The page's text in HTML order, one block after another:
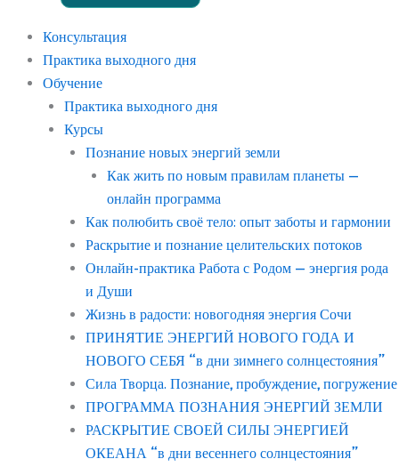
Консультация
Практика выходного дня
Обучение
Практика выходного дня
Курсы
Познание новых энергий земли
Как жить по новым правилам планеты —
онлайн программа
Как полюбить своё тело: опыт заботы и гармонии
Раскрытие и познание целительских потоков
Онлайн-практика Работа с Родом — энергия рода
и Души
Жизнь в радости: новогодняя энергия Сочи
ПРИНЯТИЕ ЭНЕРГИЙ НОВОГО ГОДА И
НОВОГО СЕБЯ “в дни зимнего солнцестояния”
Сила Творца. Познание, пробуждение, погружение
ПРОГРАММА ПОЗНАНИЯ ЭНЕРГИЙ ЗЕМЛИ
РАСКРЫТИЕ СВОЕЙ СИЛЫ ЭНЕРГИЕЙ
ОКЕАНА “в дни весеннего солнцестояния”